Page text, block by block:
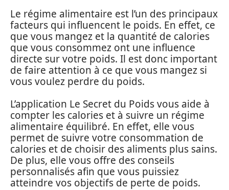
Le régime alimentaire est l’un des principaux
facteurs qui influencent le poids. En effet, ce
que vous mangez et la quantité de calories
que vous consommez ont une influence
directe sur votre poids. Il est donc important
de faire attention à ce que vous mangez si
vous voulez perdre du poids.
L’application Le Secret du Poids vous aide à
compter les calories et à suivre un régime
alimentaire équilibré. En effet, elle vous
permet de suivre votre consommation de
calories et de choisir des aliments plus sains.
De plus, elle vous offre des conseils
personnalisés afin que vous puissiez
atteindre vos objectifs de perte de poids.